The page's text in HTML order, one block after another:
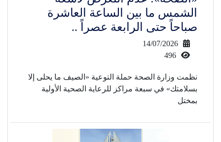
الشمس ما بين الساعة العاشرة
صباحاً حتى الرابعة عصراً ..
14/07/2026
496
نظمت وزارة الصحة حملة التوعية «الصيف ما يحلى إلا
بسلامتك» في سبعة مراكز للرعاية الصحية الأولية
بمختل